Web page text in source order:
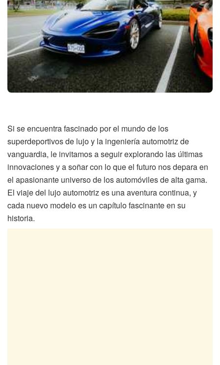
Si se encuentra fascinado por el mundo de los
superdeportivos de lujo y la ingeniería automotriz de
vanguardia, le invitamos a seguir explorando las últimas
innovaciones y a soñar con lo que el futuro nos depara en
el apasionante universo de los automóviles de alta gama.
El viaje del lujo automotriz es una aventura continua, y
cada nuevo modelo es un capítulo fascinante en su
historia.